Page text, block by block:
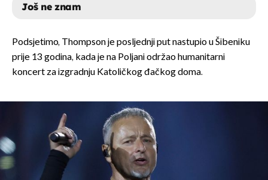
Još ne znam
DA
NE
Podsjetimo, Thompson je posljednji put nastupio u Šibeniku
prije 13 godina, kada je na Poljani održao humanitarni
koncert za izgradnju Katoličkog đačkog doma.